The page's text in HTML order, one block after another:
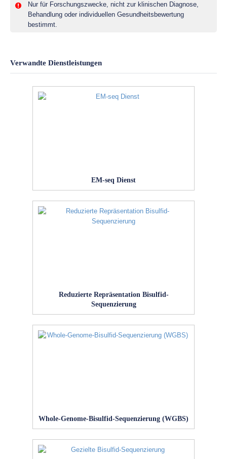
Nur für Forschungszwecke, nicht zur klinischen Diagnose,
Behandlung oder individuellen Gesundheitsbewertung
bestimmt.
Verwandte Dienstleistungen
EM-seq Dienst
Reduzierte Repräsentation Bisulfid-
Sequenzierung
Whole-Genome-Bisulfid-Sequenzierung (WGBS)